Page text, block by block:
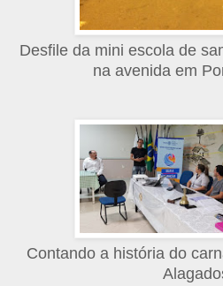
Desfile da mini escola de
na avenida em
Contando a história do